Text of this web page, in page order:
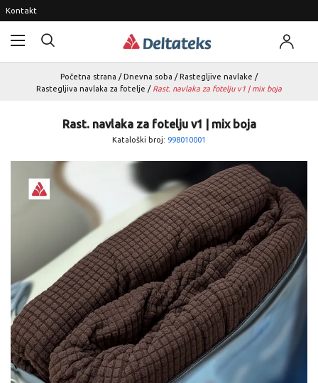
Kontakt
Početna strana / Dnevna soba / Rastegljive navlake /
Rastegljiva navlaka za fotelje / Rast. navlaka za fotelju v1 | mix boja
Rast. navlaka za fotelju v1 | mix boja
Kataloški broj: 998010001